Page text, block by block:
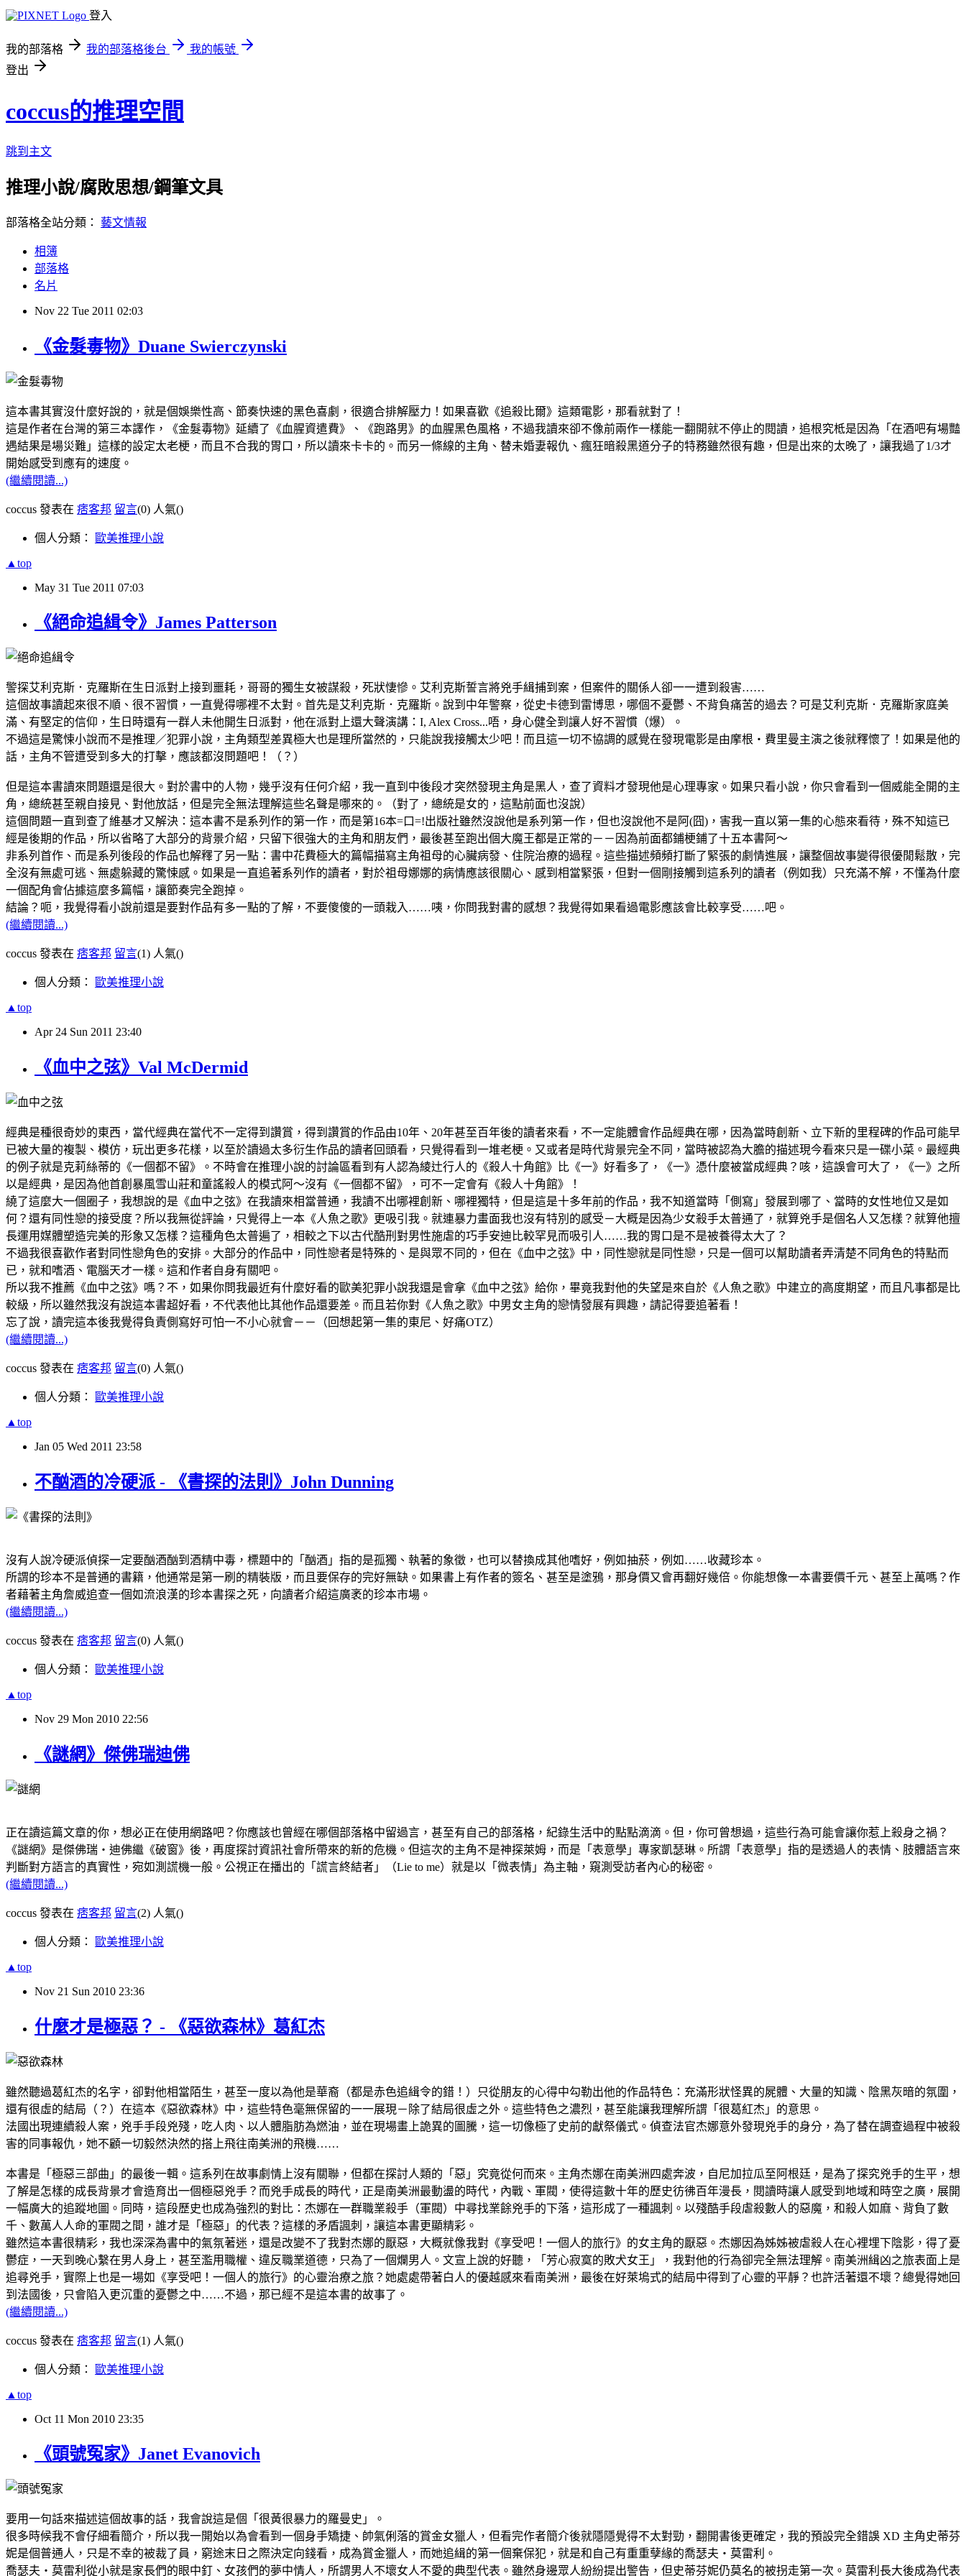
登入
我的部落格 我的部落格後台
我的帳號
登出
coccus的推理空間
跳到主文
推理小說/腐敗思想/鋼筆文具
部落格全站分類： 藝文情報
相簿
部落格
名片
Nov 22 Tue 2011 02:03
《金髮毒物》Duane Swierczynski
這本書其實沒什麼好說的，就是個娛樂性高、節奏快速的黑色喜劇，很適合排解壓力！如果喜歡《追殺比爾》這類電影，那看就對了！
這是作者在台灣的第三本譯作，《金髮毒物》延續了《血腥資遣費》、《跑路男》的血腥黑色風格，不過我讀來卻不像前兩作一樣能一翻開就不停止的閱讀，追根究柢是因為「在酒吧有場豔
遇結果是場災難」這樣的設定太老梗，而且不合我的胃口，所以讀來卡卡的。而另一條線的主角、替未婚妻報仇、瘋狂暗殺黑道分子的特務雖然很有趣，但是出來的太晚了，讓我過了1/3才
開始感受到應有的速度。
(繼續閱讀...)
coccus 發表在 痞客邦 留言(0) 人氣()
個人分類： 歐美推理小說
▲top
May 31 Tue 2011 07:03
《絕命追緝令》James Patterson
警探艾利克斯．克羅斯在生日派對上接到噩耗，哥哥的獨生女被謀殺，死狀悽慘。艾利克斯誓言將兇手緝捕到案，但案件的關係人卻一一遭到殺害……
這個故事讀起來很不順、很不習慣，一直覺得哪裡不太對。首先是艾利克斯．克羅斯。說到中年警察，從史卡德到雷博思，哪個不憂鬱、不背負痛苦的過去？可是艾利克斯．克羅斯家庭美
滿、有堅定的信仰，生日時還有一群人未他開生日派對，他在派對上還大聲演講：I, Alex Cross...唔，身心健全到讓人好不習慣（爆）。
不過這是驚悚小說而不是推理／犯罪小說，主角類型差異極大也是理所當然的，只能說我接觸太少吧！而且這一切不協調的感覺在發現電影是由摩根‧費里曼主演之後就釋懷了！如果是他的
話，主角不管遭受到多大的打擊，應該都沒問題吧！（？）
但是這本書讀來問題還是很大。對於書中的人物，幾乎沒有任何介紹，我一直到中後段才突然發現主角是黑人，查了資料才發現他是心理專家。如果只看小說，你只會看到一個威能全開的主
角，總統甚至親自接見、對他放話，但是完全無法理解這些名聲是哪來的。（對了，總統是女的，這點前面也沒說）
這個問題一直到查了維基才又解決：這本書不是系列作的第一作，而是第16本=口=!出版社雖然沒說他是系列第一作，但也沒說他不是阿(囧)，害我一直以第一集的心態來看待，殊不知這已
經是後期的作品，所以省略了大部分的背景介紹，只留下很強大的主角和朋友們，最後甚至跑出個大魔王都是正常的－－因為前面都鋪梗鋪了十五本書阿～
非系列首作、而是系列後段的作品也解釋了另一點：書中花費極大的篇幅描寫主角祖母的心臟病發、住院治療的過程。這些描述頻頻打斷了緊張的劇情進展，讓整個故事變得很優閒鬆散，完
全沒有無處可逃、無處躲藏的驚悚感。如果是一直追著系列作的讀者，對於祖母娜娜的病情應該很關心、感到相當緊張，但對一個剛接觸到這系列的讀者（例如我）只充滿不解，不懂為什麼
一個配角會佔據這麼多篇幅，讓節奏完全跑掉。
結論？呃，我覺得看小說前還是要對作品有多一點的了解，不要傻傻的一頭栽入……咦，你問我對書的感想？我覺得如果看過電影應該會比較享受……吧。
(繼續閱讀...)
coccus 發表在 痞客邦 留言(1) 人氣()
個人分類： 歐美推理小說
▲top
Apr 24 Sun 2011 23:40
《血中之弦》Val McDermid
經典是種很奇妙的東西，當代經典在當代不一定得到讚賞，得到讚賞的作品由10年、20年甚至百年後的讀者來看，不一定能體會作品經典在哪，因為當時創新、立下新的里程碑的作品可能早
已被大量的複製、模仿，玩出更多花樣，以至於讀過太多衍生作品的讀者回頭看，只覺得看到一堆老梗。又或者是時代背景完全不同，當時被認為大膽的描述現今看來只是一碟小菜。最經典
的例子就是克莉絲蒂的《一個都不留》。不時會在推理小說的討論區看到有人認為綾辻行人的《殺人十角館》比《一》好看多了，《一》憑什麼被當成經典？咳，這誤會可大了，《一》之所
以是經典，是因為他首創暴風雪山莊和童謠殺人的模式阿～沒有《一個都不留》，可不一定會有《殺人十角館》！
繞了這麼大一個圈子，我想說的是《血中之弦》在我讀來相當普通，我讀不出哪裡創新、哪裡獨特，但是這是十多年前的作品，我不知道當時「側寫」發展到哪了、當時的女性地位又是如
何？還有同性戀的接受度？所以我無從評論，只覺得上一本《人魚之歌》更吸引我。就連暴力畫面我也沒有特別的感受－大概是因為少女殺手太普通了，就算兇手是個名人又怎樣？就算他擅
長運用媒體塑造完美的形象又怎樣？這種角色太普遍了，相較之下以古代酷刑對男性施虐的巧手安迪比較罕見而吸引人……我的胃口是不是被養得太大了？
不過我很喜歡作者對同性戀角色的安排。大部分的作品中，同性戀者是特殊的、是與眾不同的，但在《血中之弦》中，同性戀就是同性戀，只是一個可以幫助讀者弄清楚不同角色的特點而
已，就和嗜酒、電腦天才一樣。這和作者自身有關吧。
所以我不推薦《血中之弦》嗎？不，如果你問我最近有什麼好看的歐美犯罪小說我還是會拿《血中之弦》給你，畢竟我對他的失望是來自於《人魚之歌》中建立的高度期望，而且凡事都是比
較級，所以雖然我沒有說這本書超好看，不代表他比其他作品還要差。而且若你對《人魚之歌》中男女主角的戀情發展有興趣，請記得要追著看！
忘了說，讀完這本後我覺得負責側寫好可怕一不小心就會－－（回想起第一集的東尼、好痛OTZ）
(繼續閱讀...)
coccus 發表在 痞客邦 留言(0) 人氣()
個人分類： 歐美推理小說
▲top
Jan 05 Wed 2011 23:58
不酗酒的冷硬派 - 《書探的法則》John Dunning
沒有人說冷硬派偵探一定要酗酒酗到酒精中毒，標題中的「酗酒」指的是孤獨、執著的象徵，也可以替換成其他嗜好，例如抽菸，例如……收藏珍本。
所謂的珍本不是普通的書籍，他通常是第一刷的精裝版，而且要保存的完好無缺。如果書上有作者的簽名、甚至是塗鴉，那身價又會再翻好幾倍。你能想像一本書要價千元、甚至上萬嗎？作
者藉著主角詹威追查一個如流浪漢的珍本書探之死，向讀者介紹這廣袤的珍本市場。
(繼續閱讀...)
coccus 發表在 痞客邦 留言(0) 人氣()
個人分類： 歐美推理小說
▲top
Nov 29 Mon 2010 22:56
《謎網》傑佛瑞迪佛
正在讀這篇文章的你，想必正在使用網路吧？你應該也曾經在哪個部落格中留過言，甚至有自己的部落格，紀錄生活中的點點滴滴。但，你可曾想過，這些行為可能會讓你惹上殺身之禍？
《謎網》是傑佛瑞‧迪佛繼《破窗》後，再度探討資訊社會所帶來的新的危機。但這次的主角不是神探萊姆，而是「表意學」專家凱瑟琳。所謂「表意學」指的是透過人的表情、肢體語言來
判斷對方語言的真實性，宛如測謊機一般。公視正在播出的「謊言終結者」（Lie to me）就是以「微表情」為主軸，窺測受訪者內心的秘密。
(繼續閱讀...)
coccus 發表在 痞客邦 留言(2) 人氣()
個人分類： 歐美推理小說
▲top
Nov 21 Sun 2010 23:36
什麼才是極惡？ - 《惡欲森林》葛紅杰
雖然聽過葛紅杰的名字，卻對他相當陌生，甚至一度以為他是華裔（都是赤色追緝令的錯！）只從朋友的心得中勾勒出他的作品特色：充滿形狀怪異的屍體、大量的知識、陰黑灰暗的氛圍，
還有很虛的結局（？）在這本《惡欲森林》中，這些特色毫無保留的一一展現－除了結局很虛之外。這些特色之濃烈，甚至能讓我理解所謂「很葛紅杰」的意思。
法國出現連續殺人案，兇手手段兇殘，吃人肉、以人體脂肪為燃油，並在現場畫上詭異的圖騰，這一切像極了史前的獻祭儀式。偵查法官杰娜意外發現兇手的身分，為了替在調查過程中被殺
害的同事報仇，她不顧一切毅然決然的搭上飛往南美洲的飛機……
本書是「極惡三部曲」的最後一輯。這系列在故事劇情上沒有關聯，但都在探討人類的「惡」究竟從何而來。主角杰娜在南美洲四處奔波，自尼加拉瓜至阿根廷，是為了探究兇手的生平，想
了解是怎樣的成長背景才會造育出一個極惡兇手？而兇手成長的時代，正是南美洲最動盪的時代，內戰、軍閥，使得這數十年的歷史彷彿百年漫長，閱讀時讓人感受到地域和時空之廣，展開
一幅廣大的追蹤地圖。同時，這段歷史也成為強烈的對比：杰娜在一群職業殺手（軍閥）中尋找業餘兇手的下落，這形成了一種諷刺。以殘酷手段虐殺數人的惡魔，和殺人如麻、背負了數
千、數萬人人命的軍閥之間，誰才是「極惡」的代表？這樣的矛盾諷刺，讓這本書更顯精彩。
雖然這本書很精彩，我也深深為書中的氣氛著迷，還是改變不了我對杰娜的厭惡，大概就像我對《享受吧！一個人的旅行》的女主角的厭惡。杰娜因為姊姊被虐殺人在心裡埋下陰影，得了憂
鬱症，一天到晚心繫在男人身上，甚至濫用職權、違反職業道德，只為了一個爛男人。文宣上說的好聽，「芳心寂寞的敗犬女王」，我對他的行為卻完全無法理解。南美洲緝凶之旅表面上是
追尋兇手，實際上也是一場如《享受吧！一個人的旅行》的心靈治療之旅？她處處帶著白人的優越感來看南美洲，最後在好萊塢式的結局中得到了心靈的平靜？也許活著還不壞？總覺得她回
到法國後，只會陷入更沉重的憂鬱之中……不過，那已經不是這本書的故事了。
(繼續閱讀...)
coccus 發表在 痞客邦 留言(1) 人氣()
個人分類： 歐美推理小說
▲top
Oct 11 Mon 2010 23:35
《頭號冤家》Janet Evanovich
要用一句話來描述這個故事的話，我會說這是個「很黃很暴力的羅曼史」。
很多時候我不會仔細看簡介，所以我一開始以為會看到一個身手矯捷、帥氣俐落的賞金女獵人，但看完作者簡介後就隱隱覺得不太對勁，翻開書後更確定，我的預設完全錯誤 XD 主角史蒂芬
妮是個普通人，只是不幸的被裁了員，窮途末日之際決定向錢看，成為賞金獵人，而她追緝的第一個棄保犯，就是和自己有重重孽緣的喬瑟夫‧莫雷利。
喬瑟夫‧莫雷利從小就是家長們的眼中釘、女孩們的夢中情人，所謂男人不壞女人不愛的典型代表。雖然身邊眾人紛紛提出警告，但史蒂芬妮仍莫名的被拐走第一次。莫雷利長大後成為代表